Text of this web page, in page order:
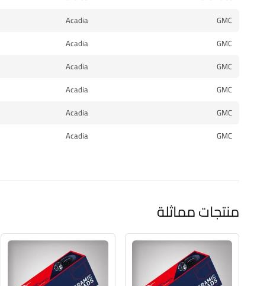
GMC
Acadia
GMC
Acadia
GMC
Acadia
GMC
Acadia
GMC
Acadia
GMC
Acadia
منتجات مماثلة